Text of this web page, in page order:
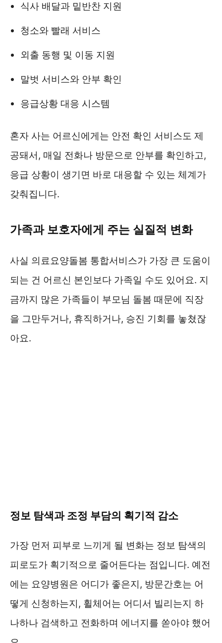
식사 배달과 밑반찬 지원
청소와 빨래 서비스
외출 동행 및 이동 지원
말벗 서비스와 안부 확인
응급상황 대응 시스템
혼자 사는 어르신에게는 안전 확인 서비스도 제
공돼서, 매일 전화나 방문으로 안부를 확인하고,
응급 상황이 생기면 바로 대응할 수 있는 체계가
갖춰집니다.
가족과 보호자에게 주는 실질적 변화
사실 의료요양돌봄 통합서비스가 가장 큰 도움이
되는 건 어르신 본인보다 가족일 수도 있어요. 지
금까지 많은 가족들이 부모님 돌봄 때문에 직장
을 그만두거나, 휴직하거나, 승진 기회를 놓쳤잖
아요.
정보 탐색과 조정 부담의 획기적 감소
가장 먼저 피부로 느끼게 될 변화는 정보 탐색의
피로도가 획기적으로 줄어든다는 점입니다. 예전
에는 요양병원은 어디가 좋은지, 방문간호는 어
떻게 신청하는지, 휠체어는 어디서 빌리는지 하
나하나 검색하고 전화하며 에너지를 쏟아야 했어